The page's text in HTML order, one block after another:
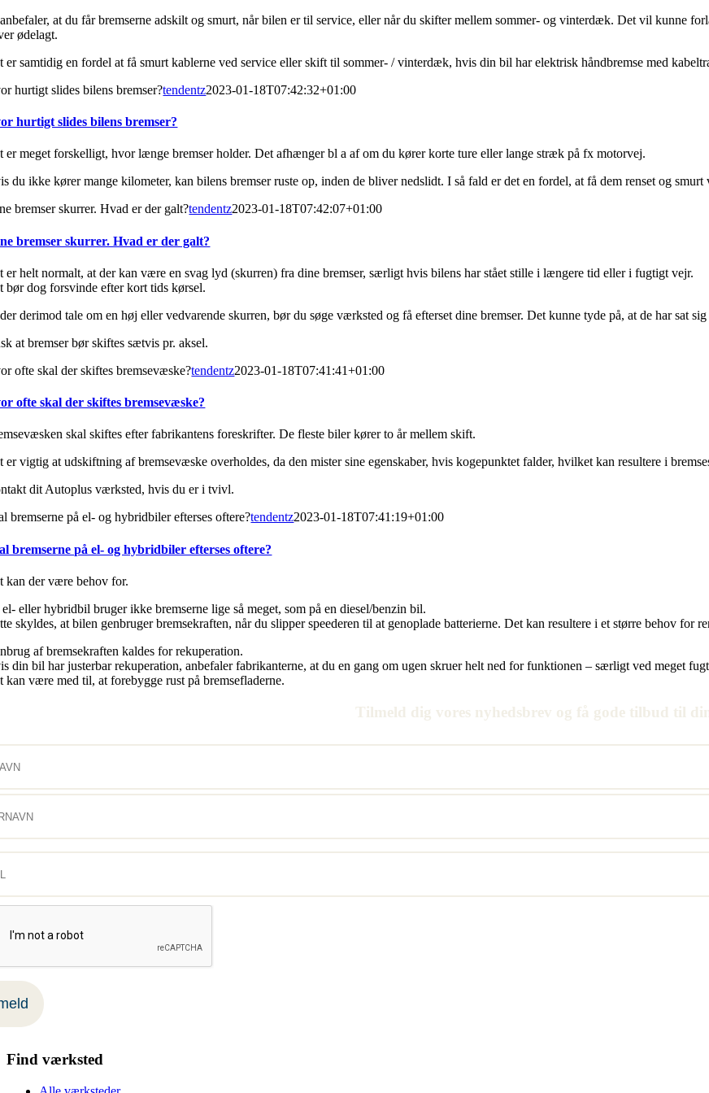
at du får bremserne adskilt og smurt, når bilen er til service, eller når du skifter mellem sommer- og vinterdæk. Det vil kunne
ødelagt.
er samtidig en fordel at få smurt kablerne ved service eller skift til sommer- / vinterdæk, hvis din bil har elektrisk håndbremse med
hurtigt slides bilens bremser?tendentz2023-01-18T07:42:32+01:00
hurtigt slides bilens bremser?
er meget forskelligt, hvor længe bremser holder. Det afhænger bl a af om du kører korte ture eller lange stræk på fx motorvej.
du ikke kører mange kilometer, kan bilens bremser ruste op, inden de bliver nedslidt. I så fald er det en fordel, at få dem renset og smurt
bremser skurrer. Hvad er der galt?tendentz2023-01-18T07:42:07+01:00
bremser skurrer. Hvad er der galt?
er helt normalt, at der kan være en svag lyd (skurren) fra dine bremser, særligt hvis bilens har stået stille i længere tid eller i fugtigt vejr.
bør dog forsvinde efter kort tids kørsel.
derimod tale om en høj eller vedvarende skurren, bør du søge værksted og få efterset dine bremser. Det kunne tyde på, at de har sat
at bremser bør skiftes sætvis pr. aksel.
ofte skal der skiftes bremsevæske?tendentz2023-01-18T07:41:41+01:00
ofte skal der skiftes bremsevæske?
skal skiftes efter fabrikantens foreskrifter. De fleste biler kører to år mellem skift.
er vigtig at udskiftning af bremsevæske overholdes, da den mister sine egenskaber, hvis kogepunktet falder, hvilket kan resultere i
dit Autoplus værksted, hvis du er i tvivl.
bremserne på el- og hybridbiler efterses oftere?tendentz2023-01-18T07:41:19+01:00
bremserne på el- og hybridbiler efterses oftere?
kan der være behov for.
eller hybridbil bruger ikke bremserne lige så meget, som på en diesel/benzin bil.
skyldes, at bilen genbruger bremsekraften, når du slipper speederen til at genoplade batterierne. Det kan resultere i et større behov for
af bremsekraften kaldes for rekuperation.
din bil har justerbar rekuperation, anbefaler fabrikanterne, at du en gang om ugen skruer helt ned for funktionen – særligt ved meget
kan være med til, at forebygge rust på bremsefladerne.
Tilmeld dig vores nyhedsbrev og få gode tilbud til
Find værksted